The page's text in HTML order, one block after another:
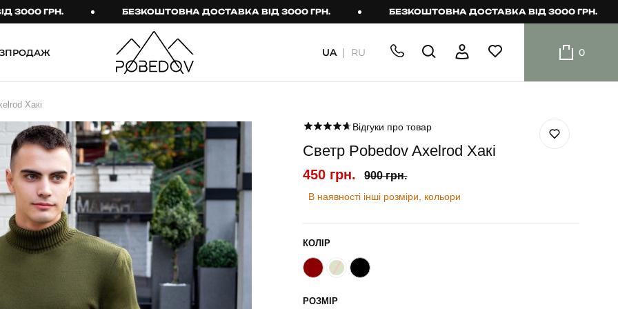
ГРН. БЕЗКОШТОВНА ДОСТАВКА ВІД 3000 ГРН. БЕЗКОШТОВНА ДОСТАВКА ВІД 3000 ГРН.
Брюки
Джогери
Карго
Спортивні штани
Лосини
Джинси
Тактичний жіночий
одяг
Тактичний чоловічий
одяг
Тактичні рукавиці
Тактичні шкарпетки
ТЕРМО-КОМПЛЕКТИ
шорти
Шорти
UA RU 0
Хакі
Відгуки про товар
Светр Pobedov Axelrod Хакі
450 грн. 900 грн.
В наявності інші розміри, кольори
КОЛІР
РОЗМІР